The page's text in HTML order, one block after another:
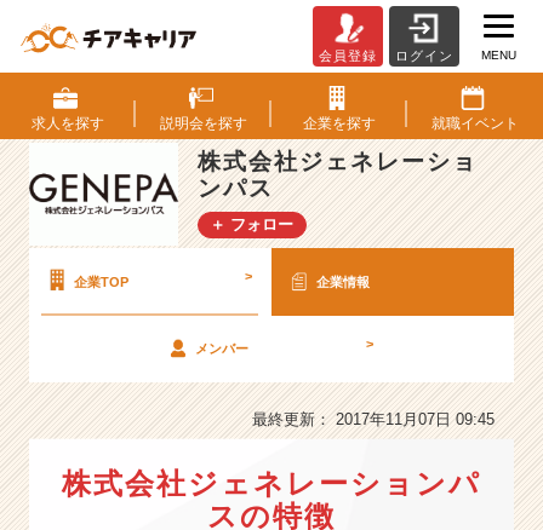
式
会
社
ジ
ェ
ネ
レ
ョ
ン
社
情
報
会員登録 ログイン MENU
求人を探す 説明会を探す 企業を探す 就職イベント
株式会社ジェネレーショ
ンパス
＋ フォロー
企業TOP > 企業情報
メンバー >
最終更新： 2017年11月07日 09:45
株式会社ジェネレーションパ
スの特徴